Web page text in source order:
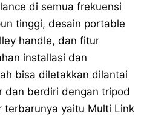
di semua frekuensi
tinggi, desain portable
handle, dan fitur
installasi dan
bisa diletakkan dilantai
dan berdiri dengan tripod
terbarunya yaitu Multi Link